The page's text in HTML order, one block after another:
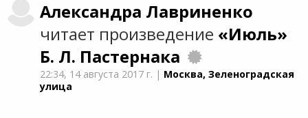
Александра Лавриненко
читает произведение «Июль»
Б. Л. Пастернака
22:34, 14 августа 2017 г. | Москва, Зеленоградская
улица